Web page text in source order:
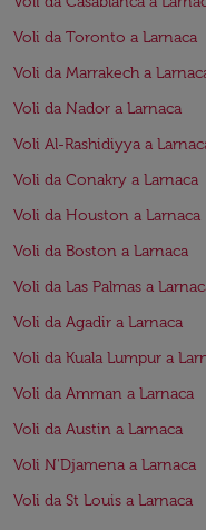
Voli da Toronto a Larnaca
Voli da Marrakech a
Voli da Nador a Larnaca
Voli Al-Rashidiyya a
Voli da Conakry a Larnaca
Voli da Houston a Larnaca
Voli da Boston a Larnaca
Voli da Las Palmas a
Voli da Agadir a Larnaca
Voli da Kuala Lumpur a
Voli da Amman a Larnaca
Voli da Austin a Larnaca
Voli N'Djamena a Larnaca
Voli da St Louis a Larnaca